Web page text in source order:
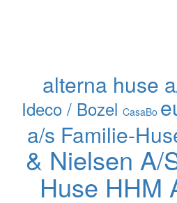
alterna huse
Ideco / Bozel CasaBo
a/s Familie-
& Nielsen A/
Huse HHM